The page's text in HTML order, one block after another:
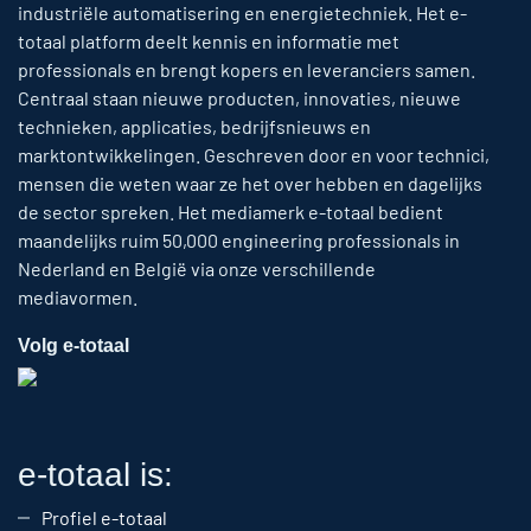
industriële automatisering en energietechniek. Het e-
totaal platform deelt kennis en informatie met
professionals en brengt kopers en leveranciers samen.
Centraal staan nieuwe producten, innovaties, nieuwe
technieken, applicaties, bedrijfsnieuws en
marktontwikkelingen. Geschreven door en voor technici,
mensen die weten waar ze het over hebben en dagelijks
de sector spreken. Het mediamerk e-totaal bedient
maandelijks ruim 50,000 engineering professionals in
Nederland en België via onze verschillende
mediavormen.
Volg e-totaal
e-totaal is:
Profiel e-totaal